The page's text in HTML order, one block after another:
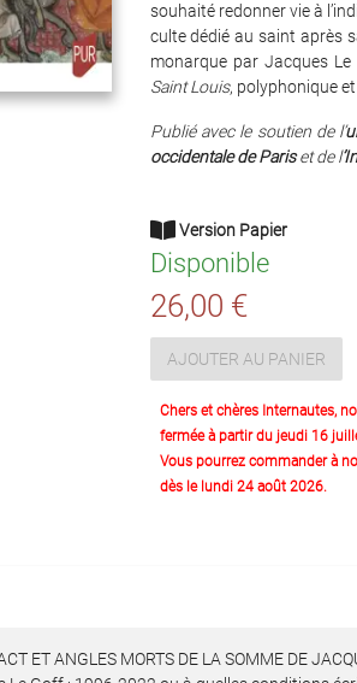
souhaité redonner vie à
culte dédié au saint après
monarque par Jacques
Saint Louis, polyphonique
Publié avec le soutien de l’
occidentale de Pariset de l
Version Papier
Disponible
26,00 €
AJOUTER AU PANIER
Chers et chères Internautes,
fermée à partir du jeudi 16
Vous pourrez commander à
dès le lundi 24 août 2026.
ET ANGLES MORTS DE LA SOMME DE